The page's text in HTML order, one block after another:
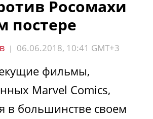
Росомахи
постере
| 06.06.2018, 10:41 GMT+3
фильмы,
Marvel Comics,
в большинстве своем